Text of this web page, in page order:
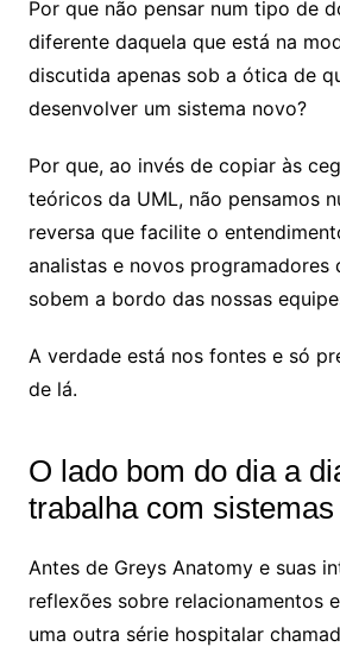
Por que não pensar num tipo de
diferente daquela que está na
discutida apenas sob a ótica de
desenvolver um sistema novo?
Por que, ao invés de copiar às
teóricos da UML, não pensamos
reversa que facilite o
analistas e novos programadores
sobem a bordo das nossas
A verdade está nos fontes e só
de lá.
O lado bom do dia a
trabalha com
Antes de Greys Anatomy e suas
reflexões sobre relacionamentos
uma outra série hospitalar